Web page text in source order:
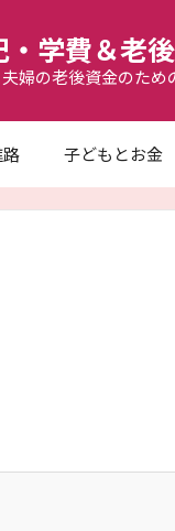
学費＆老
婦の老後資金のため
子どもとお金